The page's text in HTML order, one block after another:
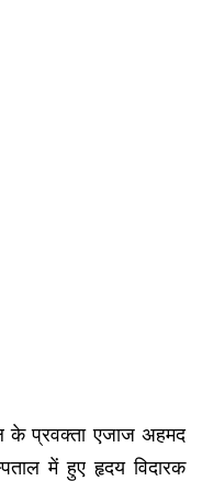
के प्रवक्ता एजाज अहमद
में हुए हृदय विदारक